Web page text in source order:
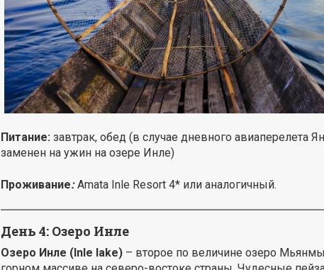
Питание: завтрак, обед (в случае дневного авиаперелета
заменен на ужин на озере Инле)
Проживание:Amata Inle Resort 4* или аналогичный.
День 4: Озеро Инле
Озеро Инле (Inle lake) – второе по величине озеро